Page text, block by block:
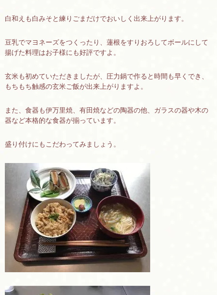
白和えも白みそと練りごまだけでおいしく出来上がります。
豆乳でマヨネーズをつくったり、蓮根をすりおろしてボールにして
揚げた料理はお子様にも好評ですよ。
玄米も初めていただきましたが、圧力鍋で作ると時間も早くでき、
もちもち触感の玄米ご飯が出来上がりますよ。
また、食器も伊万里焼、有田焼などの陶器の他、ガラスの器や木の
器など本格的な食器が揃っています。
盛り付けにもこだわってみましょう。